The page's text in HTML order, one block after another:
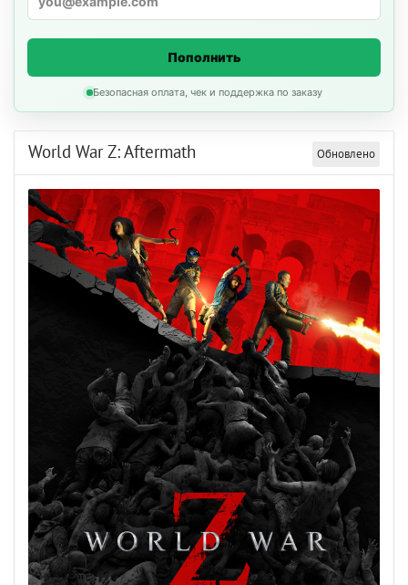
Пополнить
Безопасная оплата, чек и поддержка по заказу
World War Z: Aftermath Обновлено